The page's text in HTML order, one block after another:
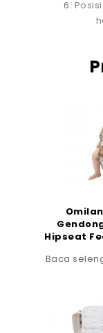
6.
Hipseat
Baca